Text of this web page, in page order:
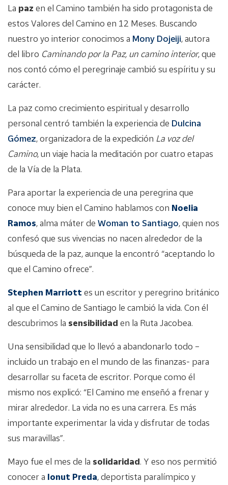
La paz en el Camino también ha sido protagonista de
estos Valores del Camino en 12 Meses. Buscando
nuestro yo interior conocimos a Mony Dojeiji, autora
del libro Caminando por la Paz, un camino interior, que
nos contó cómo el peregrinaje cambió su espíritu y su
carácter.
La paz como crecimiento espiritual y desarrollo
personal centró también la experiencia de Dulcina
Gómez, organizadora de la expedición La voz del
Camino, un viaje hacia la meditación por cuatro etapas
de la Vía de la Plata.
Para aportar la experiencia de una peregrina que
conoce muy bien el Camino hablamos con Noelia
Ramos, alma máter de Woman to Santiago, quien nos
confesó que sus vivencias no nacen alrededor de la
búsqueda de la paz, aunque la encontró “aceptando lo
que el Camino ofrece”.
Stephen Marriottes un escritor y peregrino británico
al que el Camino de Santiago le cambió la vida. Con él
descubrimos la sensibilidad en la Ruta Jacobea.
Una sensibilidad que lo llevó a abandonarlo todo –
incluido un trabajo en el mundo de las finanzas- para
desarrollar su faceta de escritor. Porque como él
mismo nos explicó: “El Camino me enseñó a frenar y
mirar alrededor. La vida no es una carrera. Es más
importante experimentar la vida y disfrutar de todas
sus maravillas”.
Mayo fue el mes de la solidaridad. Y eso nos permitió
conocer a Ionut Preda, deportista paralímpico y